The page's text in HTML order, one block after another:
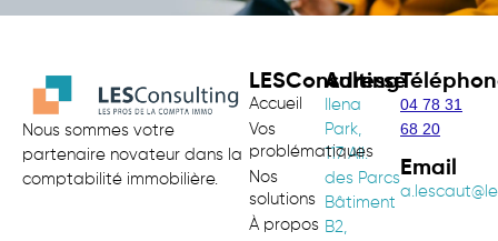
Nous sommes votre
partenaire novateur dans la
comptabilité immobilière.
LESConsulting
Accueil
Vos
problématiques
Nos
solutions
À propos
Adresse
Ilena
Park,
117 All.
des Parcs
Bâtiment
B2,
04 78 31
68 20
Email